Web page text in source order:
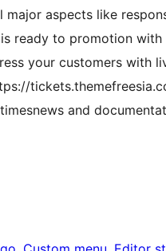
aspects like
ready to promotion
your customers with
and